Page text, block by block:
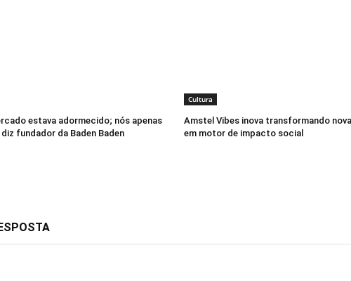
estava adormecido; nós apenas
fundador da Baden Baden
Cultura
Amstel Vibes inova transformando
em motor de impacto social